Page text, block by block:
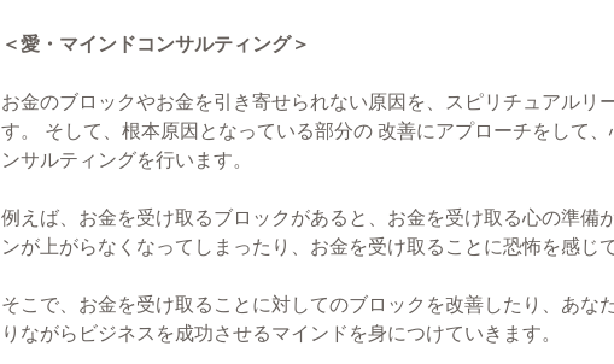
＜愛・マインドコンサルティング＞
お金のブロックやお金を引き寄せられない原因を、スピリチュアルリ
す。 そして、根本原因となっている部分の 改善にアプローチをして
ンサルティングを行います。
例えば、お金を受け取るブロックがあると、お金を受け取る心の準備
ンが上がらなくなってしまったり、お金を受け取ることに恐怖を感じ
そこで、お金を受け取ることに対してのブロックを改善したり、あな
りながらビジネスを成功させるマインドを身につけていきます。